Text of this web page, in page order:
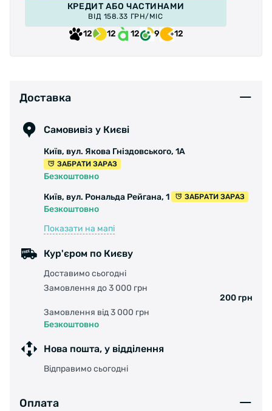
КРЕДИТ АБО ЧАСТИНАМИ
ВІД 158.33 ГРН/МІС
12 12 12 9 12
Доставка
Самовивіз у Києві
Київ, вул. Якова Гніздовського, 1А
ЗАБРАТИ ЗАРАЗ
Безкоштовно
Київ, вул. Рональда Рейгана, 1
ЗАБРАТИ ЗАРАЗ
Безкоштовно
Показати на мапі
Кур'єром по Києву
Доставимо сьогодні
Замовлення до 3 000 грн
200 грн
Замовлення від 3 000 грн
Безкоштовно
Нова пошта, у відділення
Відправимо сьогодні
Оплата